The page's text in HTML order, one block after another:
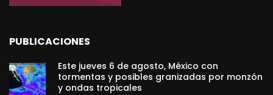
PUBLICACIONES
Este jueves 6 de agosto, México con
tormentas y posibles granizadas por monzón
y ondas tropicales